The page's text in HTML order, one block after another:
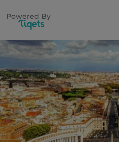
Powered By